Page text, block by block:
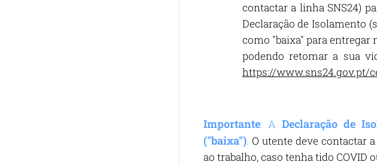
contactar a linha SNS24)
Declaração de Isolamento
como "baixa" para entregar
podendo retomar a sua
https://www.sns24.gov.pt/
Importante: ADeclaração de
("baixa"). O utente deve contactar
ao trabalho, caso tenha tido COVID